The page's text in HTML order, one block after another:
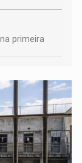
primeira